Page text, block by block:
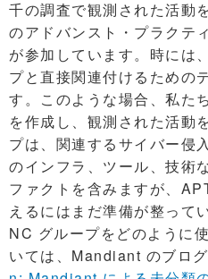
千の調査で観測された活動
のアドバンスト・プラクテ
が参加しています。時には
プと直接関連付けるための
す。このような場合、私た
を作成し、観測された活動
プは、関連するサイバー侵
のインフラ、ツール、技術
ファクトを含みますが、
えるにはまだ準備が整って
NC グループをどのように
いては、Mandiant のブロ